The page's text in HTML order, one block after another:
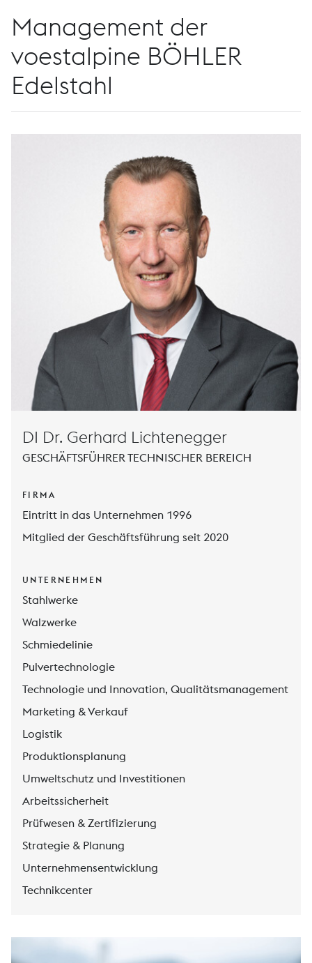
Management der
voestalpine BÖHLER
Edelstahl
DI Dr. Gerhard Lichtenegger
GESCHÄFTSFÜHRER TECHNISCHER BEREICH
FIRMA
Eintritt in das Unternehmen 1996
Mitglied der Geschäftsführung seit 2020
UNTERNEHMEN
Stahlwerke
Walzwerke
Schmiedelinie
Pulvertechnologie
Technologie und Innovation, Qualitätsmanagement
Marketing & Verkauf
Logistik
Produktionsplanung
Umweltschutz und Investitionen
Arbeitssicherheit
Prüfwesen & Zertifizierung
Strategie & Planung
Unternehmensentwicklung
Technikcenter